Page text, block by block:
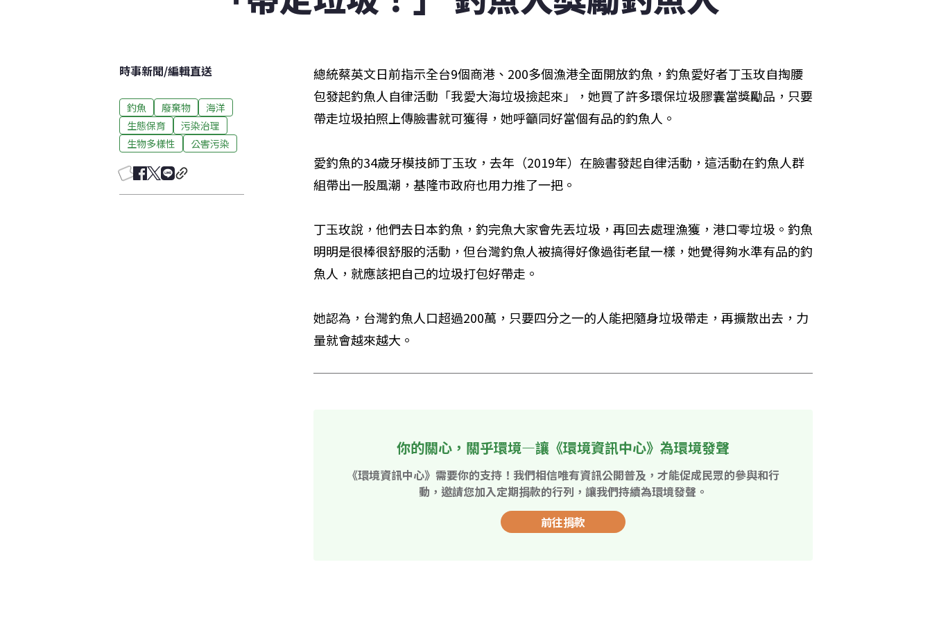
時事新聞/編輯直送
釣魚 廢棄物
海洋
生態保育
污染治理
生物多樣性
公害污染
總統蔡英文日前指示全台9個商港、200多個漁港全面開放釣魚，釣魚愛好者丁玉玫自掏腰
包發起釣魚人自律活動「我愛大海垃圾撿起來」，她買了許多環保垃圾膠囊當獎勵品，只要
帶走垃圾拍照上傳臉書就可獲得，她呼籲同好當個有品的釣魚人。
愛釣魚的34歲牙模技師丁玉玫，去年（2019年）在臉書發起自律活動，這活動在釣魚人群
組帶出一股風潮，基隆市政府也用力推了一把。
丁玉玫說，他們去日本釣魚，釣完魚大家會先丟垃圾，再回去處理漁獲，港口零垃圾。釣魚
明明是很棒很舒服的活動，但台灣釣魚人被搞得好像過街老鼠一樣，她覺得夠水準有品的釣
魚人，就應該把自己的垃圾打包好帶走。
她認為，台灣釣魚人口超過200萬，只要四分之一的人能把隨身垃圾帶走，再擴散出去，力
量就會越來越大。
你的關心，關乎環境—讓《環境資訊中心》為環境發聲
《環境資訊中心》需要你的支持！我們相信唯有資訊公開普及，才能促成民眾的參與和行
動，邀請您加入定期捐款的行列，讓我們持續為環境發聲。
前往捐款